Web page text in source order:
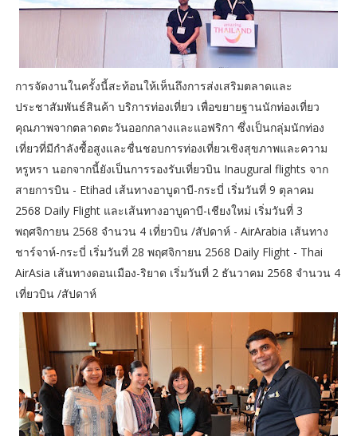
การจัดงานในครั้งนี้สะท้อนให้เห็นถึงการส่งเสริมตลาดและ
ประชาสัมพันธ์สินค้า บริการท่องเที่ยว เพื่อขยายฐานนักท่องเที่ยว
คุณภาพจากตลาดตะวันออกกลางและแอฟริกา ซึ่งเป็นกลุ่มนักท่อง
เที่ยวที่มีกำลังซื้อสูงและชื่นชอบการท่องเที่ยวเชิงสุขภาพและความ
หรูหรา นอกจากนี้ยังเป็นการรองรับเที่ยวบิน Inaugural flights จาก
สายการบิน - Etihad เส้นทางอาบูดาบี-กระบี่ เริ่มวันที่ 9 ตุลาคม
2568 Daily Flight และเส้นทางอาบูดาบี-เชียงใหม่ เริ่มวันที่ 3
พฤศจิกายน 2568 จำนวน 4 เที่ยวบิน /สัปดาห์ - AirArabia เส้นทาง
ชาร์จาห์-กระบี่ เริ่มวันที่ 28 พฤศจิกายน 2568 Daily Flight - Thai
AirAsia เส้นทางดอนเมือง-ริยาด เริ่มวันที่ 2 ธันวาคม 2568 จำนวน 4
เที่ยวบิน /สัปดาห์